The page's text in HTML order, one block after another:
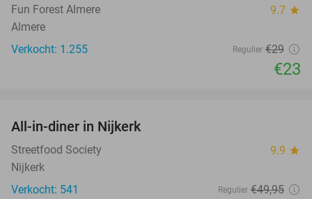
Fun Forest Almere 9.7 star
Almere
Verkocht: 1.255
Regulier €29
€23
All-in-diner in Nijkerk
Streetfood Society 9.9 star
Nijkerk
Verkocht: 541
Regulier €49,95